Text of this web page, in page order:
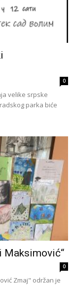
0
velike srpske
parka biće
Maksimović“
0
Zmaj" održan je